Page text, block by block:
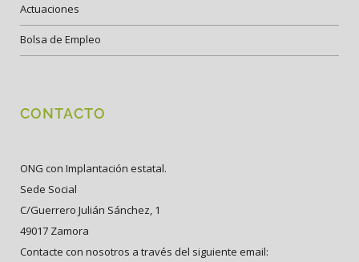
Actuaciones
Bolsa de Empleo
CONTACTO
ONG con Implantación estatal.
Sede Social
C/Guerrero Julián Sánchez, 1
49017 Zamora
Contacte con nosotros a través del siguiente email: